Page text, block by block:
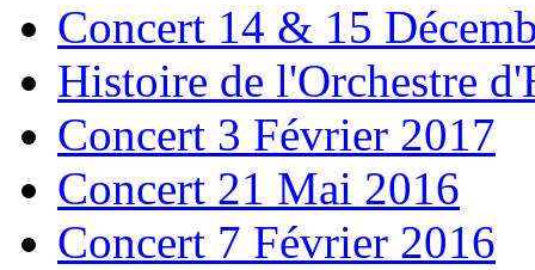
Concert 14 & 15
Histoire de l'Orchestre
Concert 3 Février 2017
Concert 21 Mai 2016
Concert 7 Février 2016